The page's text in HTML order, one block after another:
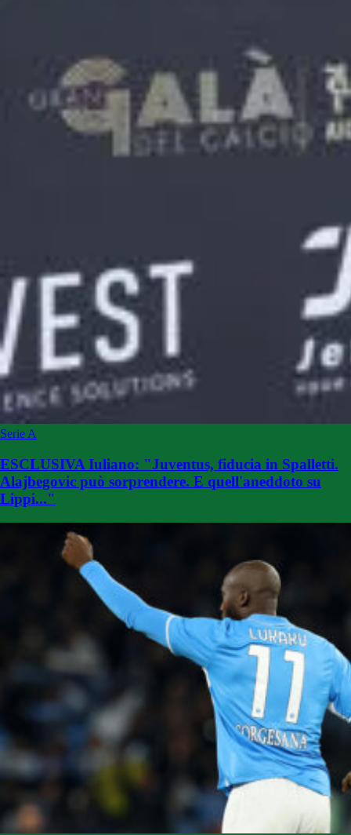
Serie A
ESCLUSIVA Iuliano: "Juventus, fiducia in Spalletti.
Alajbegovic può sorprendere. E quell'aneddoto su
Lippi..."